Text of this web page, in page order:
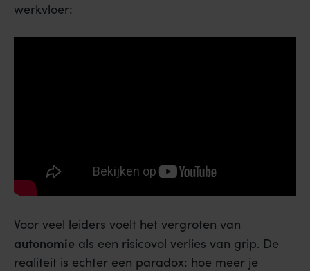
werkvloer:
Voor veel leiders voelt het vergroten van
autonomie als een risicovol verlies van grip. De
realiteit is echter een paradox: hoe meer je